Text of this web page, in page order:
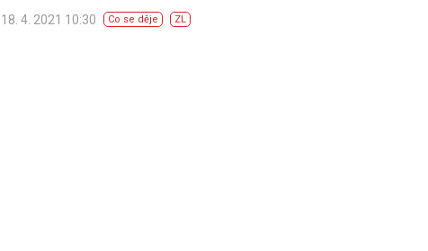
18. 4. 2021 10:30 Co se děje ZL